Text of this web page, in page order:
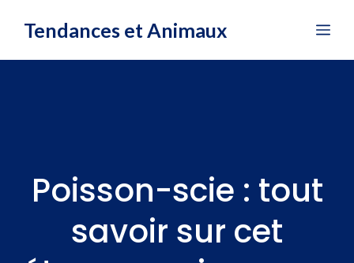
Tendances et Animaux
Poisson-scie : tout
savoir sur cet